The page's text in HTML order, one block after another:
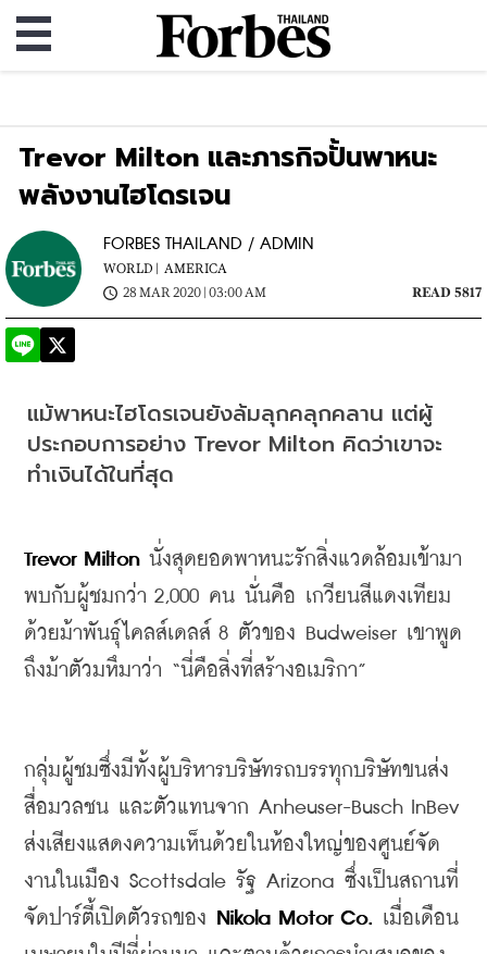
Trevor Milton และภารกิจปั้นพาหนะ
พลังงานไฮโดรเจน
FORBES THAILAND / ADMIN
WORLD |
AMERICA
28 MAR 2020 | 03:00 AM
READ 5817
แม้พาหนะไฮโดรเจนยังล้มลุกคลุกคลาน แต่ผู้
ประกอบการอย่าง Trevor Milton คิดว่าเขาจะ
ทำเงินได้ในที่สุด
Trevor Milton นั่งสุดยอดพาหนะรักสิ่งแวดล้อมเข้ามา
พบกับผู้ชมกว่า 2,000 คน นั่นคือ เกวียนสีแดงเทียม
ด้วยม้าพันธุ์ไคลส์เดลส์ 8 ตัวของ Budweiser เขาพูด
ถึงม้าตัวมหึมาว่า “นี่คือสิ่งที่สร้างอเมริกา”
กลุ่มผู้ชมซึ่งมีทั้งผู้บริหารบริษัทรถบรรทุกบริษัทขนส่ง
สื่อมวลชน และตัวแทนจาก Anheuser-Busch InBev
ส่งเสียงแสดงความเห็นด้วยในห้องใหญ่ของศูนย์จัด
งานในเมือง Scottsdale รัฐ Arizona ซึ่งเป็นสถานที่
จัดปาร์ตี้เปิดตัวรถของ
Nikola Motor Co. เมื่อเดือน